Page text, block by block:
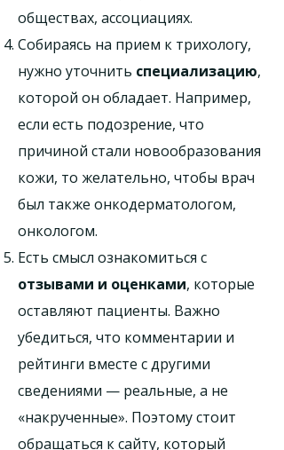
обществах, ассоциациях.
Собираясь на прием к трихологу,
нужно уточнить специализацию,
которой он обладает. Например,
если есть подозрение, что
причиной стали новообразования
кожи, то желательно, чтобы врач
был также онкодерматологом,
онкологом.
Есть смысл ознакомиться с
отзывами и оценками, которые
оставляют пациенты. Важно
убедиться, что комментарии и
рейтинги вместе с другими
сведениями — реальные, а не
«накрученные». Поэтому стоит
обращаться к сайту, который